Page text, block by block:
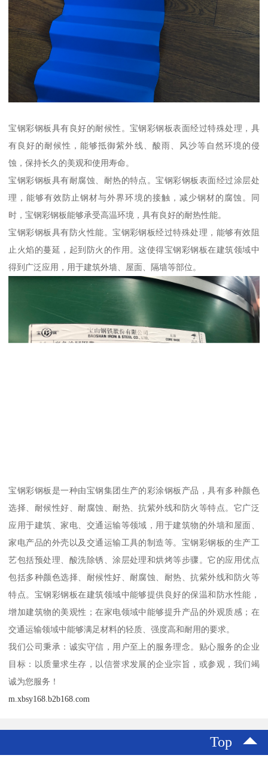
宝钢彩钢板具有良好的耐候性。宝钢彩钢板表面经过特殊处理，具
有良好的耐候性，能够抵御紫外线、酸雨、风沙等自然环境的侵
蚀，保持长久的美观和使用寿命。
宝钢彩钢板具有耐腐蚀、耐热的特点。宝钢彩钢板表面经过涂层处
理，能够有效防止钢材与外界环境的接触，减少钢材的腐蚀。同
时，宝钢彩钢板能够承受高温环境，具有良好的耐热性能。
宝钢彩钢板具有防火性能。宝钢彩钢板经过特殊处理，能够有效阻
止火焰的蔓延，起到防火的作用。这使得宝钢彩钢板在建筑领域中
得到广泛应用，用于建筑外墙、屋面、隔墙等部位。
宝钢彩钢板是一种由宝钢集团生产的彩涂钢板产品，具有多种颜色
选择、耐候性好、耐腐蚀、耐热、抗紫外线和防火等特点。它广泛
应用于建筑、家电、交通运输等领域，用于建筑物的外墙和屋面、
家电产品的外壳以及交通运输工具的制造等。宝钢彩钢板的生产工
艺包括预处理、酸洗除锈、涂层处理和烘烤等步骤。它的应用优点
包括多种颜色选择、耐候性好、耐腐蚀、耐热、抗紫外线和防火等
特点。宝钢彩钢板在建筑领域中能够提供良好的保温和防水性能，
增加建筑物的美观性；在家电领域中能够提升产品的外观质感；在
交通运输领域中能够满足材料的轻质、强度高和耐用的要求。
我们公司秉承：诚实守信，用户至上的服务理念。贴心服务的企业
目标：以质量求生存，以信誉求发展的企业宗旨，或参观，我们竭
诚为您服务！
m.xbsy168.b2b168.com
Top